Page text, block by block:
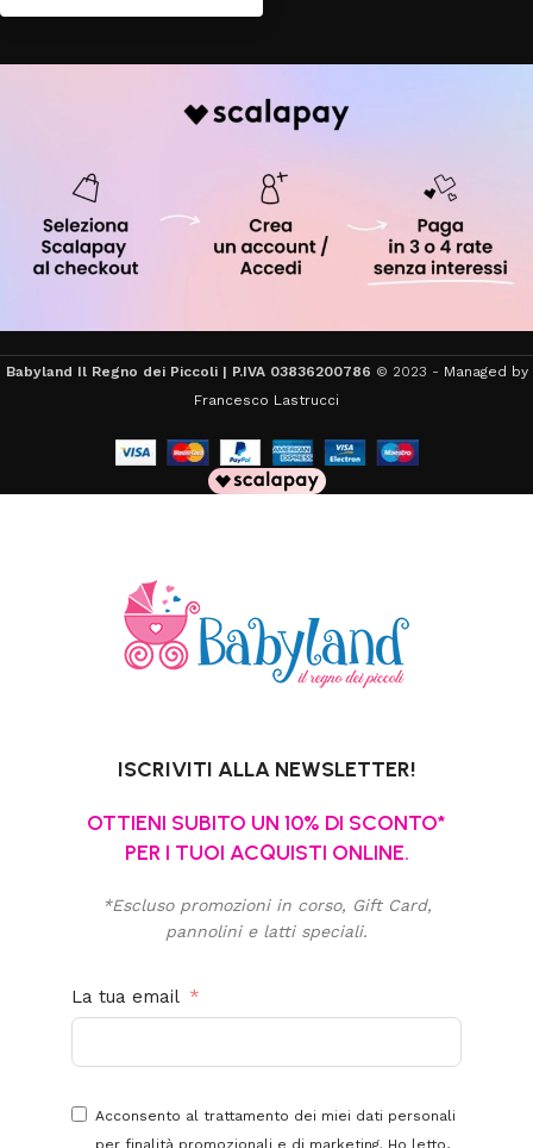
Babyland Il Regno dei Piccoli | P.IVA 03836200786 © 2023 - Managed by
Francesco Lastrucci
ISCRIVITI ALLA NEWSLETTER!
OTTIENI SUBITO UN 10% DI SCONTO*
PER I TUOI ACQUISTI ONLINE.
*Escluso promozioni in corso, Gift Card,
pannolini e latti speciali.
La tua email
Acconsento al trattamento dei miei dati personali